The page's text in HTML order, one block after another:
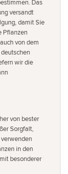
Das
versandt
damit Sie
Pflanzen
von dem
wir die
von bester
Sorgfalt,
in den
besonderer